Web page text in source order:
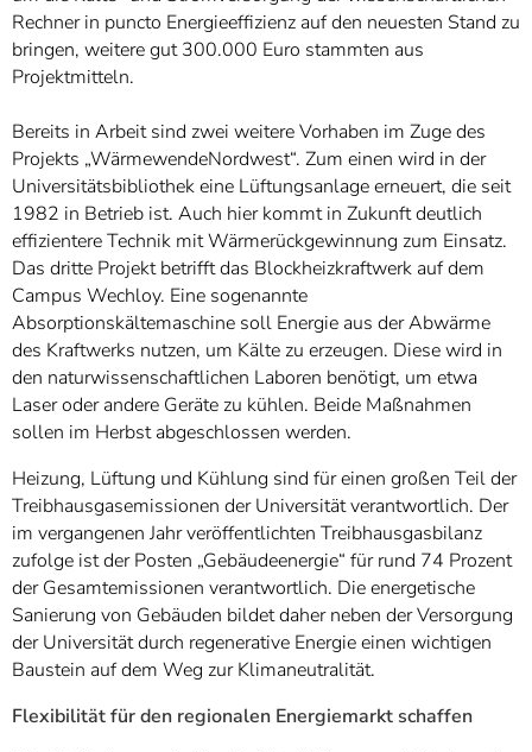
Rechner in puncto Energieeffizienz auf den neuesten Stand zu
bringen, weitere gut 300.000 Euro stammten aus
Projektmitteln.
Bereits in Arbeit sind zwei weitere Vorhaben im Zuge des
Projekts „WärmewendeNordwest“. Zum einen wird in der
Universitätsbibliothek eine Lüftungsanlage erneuert, die seit
1982 in Betrieb ist. Auch hier kommt in Zukunft deutlich
effizientere Technik mit Wärmerückgewinnung zum Einsatz.
Das dritte Projekt betrifft das Blockheizkraftwerk auf dem
Campus Wechloy. Eine sogenannte
Absorptionskältemaschine soll Energie aus der Abwärme
des Kraftwerks nutzen, um Kälte zu erzeugen. Diese wird in
den naturwissenschaftlichen Laboren benötigt, um etwa
Laser oder andere Geräte zu kühlen. Beide Maßnahmen
sollen im Herbst abgeschlossen werden.
Heizung, Lüftung und Kühlung sind für einen großen Teil der
Treibhausgasemissionen der Universität verantwortlich. Der
im vergangenen Jahr veröffentlichten Treibhausgasbilanz
zufolge ist der Posten „Gebäudeenergie“ für rund 74 Prozent
der Gesamtemissionen verantwortlich. Die energetische
Sanierung von Gebäuden bildet daher neben der Versorgung
der Universität durch regenerative Energie einen wichtigen
Baustein auf dem Weg zur Klimaneutralität.
Flexibilität für den regionalen Energiemarkt schaffen